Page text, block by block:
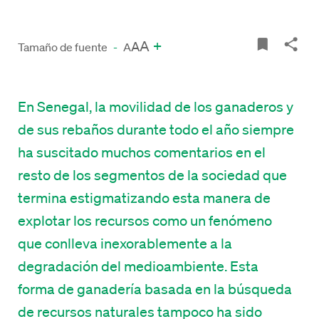
Tamaño de fuente - AAA +
En Senegal, la movilidad de los ganaderos y
de sus rebaños durante todo el año siempre
ha suscitado muchos comentarios en el
resto de los segmentos de la sociedad que
termina estigmatizando esta manera de
explotar los recursos como un fenómeno
que conlleva inexorablemente a la
degradación del medioambiente. Esta
forma de ganadería basada en la búsqueda
de recursos naturales tampoco ha sido